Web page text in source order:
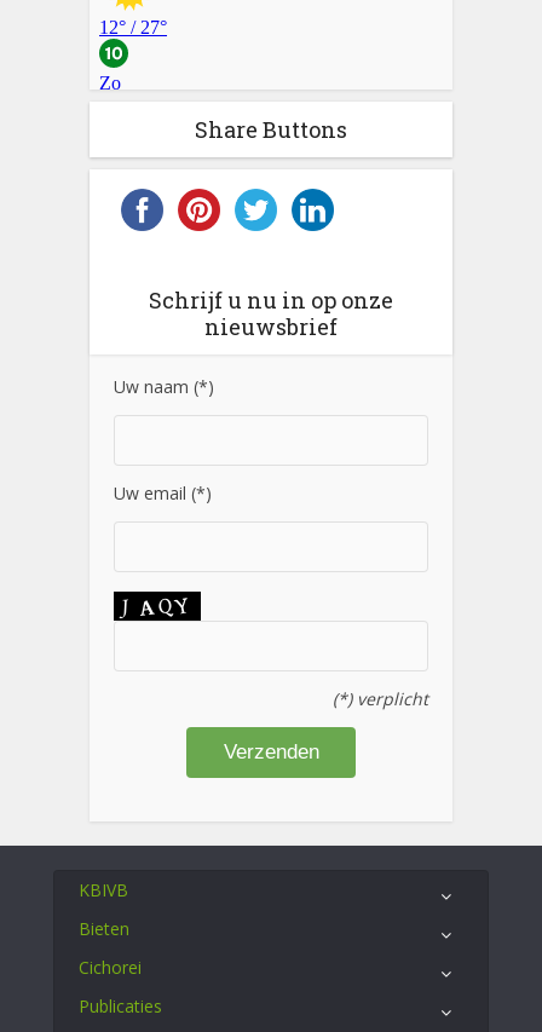
Share Buttons
Schrijf u nu in op onze
nieuwsbrief
Uw naam (*)
Uw email (*)
(*) verplicht
KBIVB
Bieten
Cichorei
Publicaties